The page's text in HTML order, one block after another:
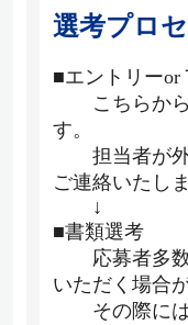
選考プロ
■エントリーor
こちらから
す。
担当者が外
ご連絡いたしま
↓
■書類選考
応募者多数
いただく場合
その際には